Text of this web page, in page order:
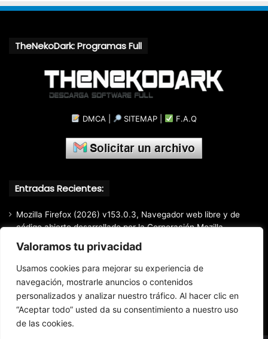
Valoramos tu privacidad
Usamos cookies para mejorar su experiencia de
navegación, mostrarle anuncios o contenidos
personalizados y analizar nuestro tráfico. Al hacer clic en
“Aceptar todo” usted da su consentimiento a nuestro uso
de las cookies.
TheNekoDark: Programas Full
DMCA SITEMAP F.A.Q
Entradas Recientes:
Mozilla Firefox (2026) v153.0.3, Navegador web libre y de
código abierto​ desarrollado por la Corporación Mozilla
Total Audio Converter v6.1.0.305, Solución para convertir o
Markdown Monster (2026) Full Español [Mega]
Advanced Renamer Commercial (2026) 4.24, Extracción de
información de archivos multimedia fácil y rápido.